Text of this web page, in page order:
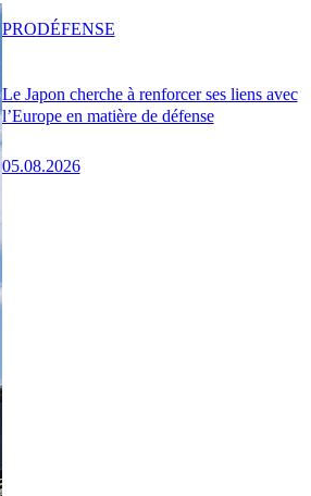
Le Japon cherche à renforcer ses liens avec
l’Europe en matière de défense
05.08.2026
PRODÉFENSE